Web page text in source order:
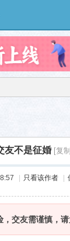
友不是征婚 [复
只看该作者
，交友需谨慎，